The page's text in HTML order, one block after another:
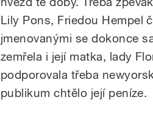
Lily Pons, Friedou Hempel
jmenovanými se dokonce
zemřela i její matka, lady
podporovala třeba
publikum chtělo její peníze.